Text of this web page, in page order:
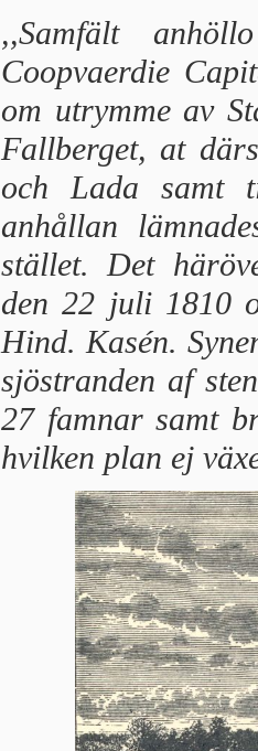
,,Samfält
Coopvaerdie
om utrymme av
Fallberget, at
och Lada
anhållan
stället. Det
den 22 juli 1810
Hind. Kasén.
sjöstranden af
27 famnar samt
hvilken plan ej